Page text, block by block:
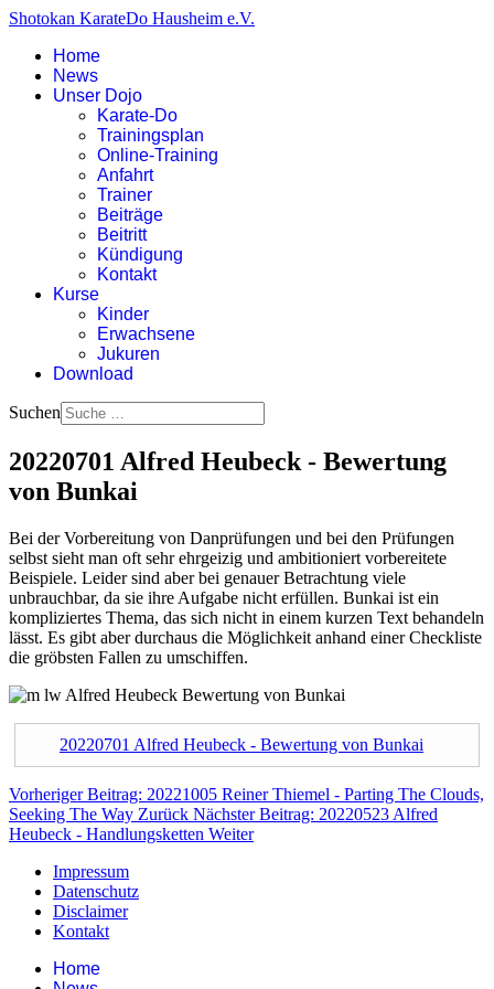
Shotokan KarateDo Hausheim e.V.
Home
News
Unser Dojo
Karate-Do
Trainingsplan
Online-Training
Anfahrt
Trainer
Beiträge
Beitritt
Kündigung
Kontakt
Kurse
Kinder
Erwachsene
Jukuren
Download
Suchen
20220701 Alfred Heubeck - Bewertung
von Bunkai
Bei der Vorbereitung von Danprüfungen und bei den Prüfungen
selbst sieht man oft sehr ehrgeizig und ambitioniert vorbereitete
Beispiele. Leider sind aber bei genauer Betrachtung viele
unbrauchbar, da sie ihre Aufgabe nicht erfüllen. Bunkai ist ein
kompliziertes Thema, das sich nicht in einem kurzen Text behandeln
lässt. Es gibt aber durchaus die Möglichkeit anhand einer Checkliste
die gröbsten Fallen zu umschiffen.
20220701 Alfred Heubeck - Bewertung von Bunkai
Vorheriger Beitrag: 20221005 Reiner Thiemel - Parting The Clouds,
Seeking The Way Zurück Nächster Beitrag: 20220523 Alfred
Heubeck - Handlungsketten Weiter
Impressum
Datenschutz
Disclaimer
Kontakt
Home